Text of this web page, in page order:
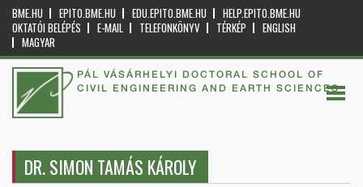
BME.HU EPITO.BME.HU EDU.EPITO.BME.HU
HELP.EPITO.BME.HU
OKTATÓI BELÉPÉS
E-MAIL TELEFONKÖNYV TÉRKÉP
ENGLISH
MAGYAR
PÁL VÁSÁRHELYI DOCTORAL SCHOOL OF
CIVIL ENGINEERING AND EARTH SCIENCES
DR. SIMON TAMÁS KÁROLY